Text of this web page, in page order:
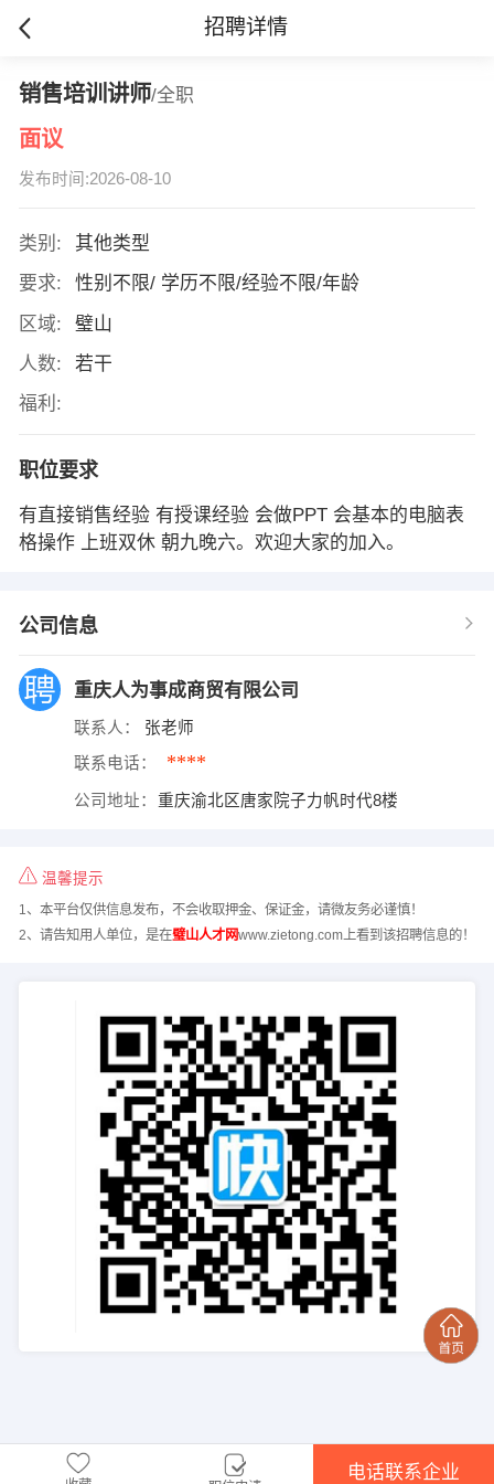
招聘详情
销售培训讲师/全职
面议
发布时间:2026-08-10
类别:
其他类型
要求:
性别不限/ 学历不限/经验不限/年龄
区域:
璧山
人数:
若干
福利:
职位要求
有直接销售经验 有授课经验 会做PPT 会基本的电脑表
格操作 上班双休 朝九晚六。欢迎大家的加入。
公司信息
重庆人为事成商贸有限公司
联系人： 张老师
联系电话： ****
公司地址： 重庆渝北区唐家院子力帆时代8楼
温馨提示
1、本平台仅供信息发布，不会收取押金、保证金，请微友务必谨慎！
2、请告知用人单位，是在璧山人才网www.zietong.com上看到该招聘信息的！
电话联系企业